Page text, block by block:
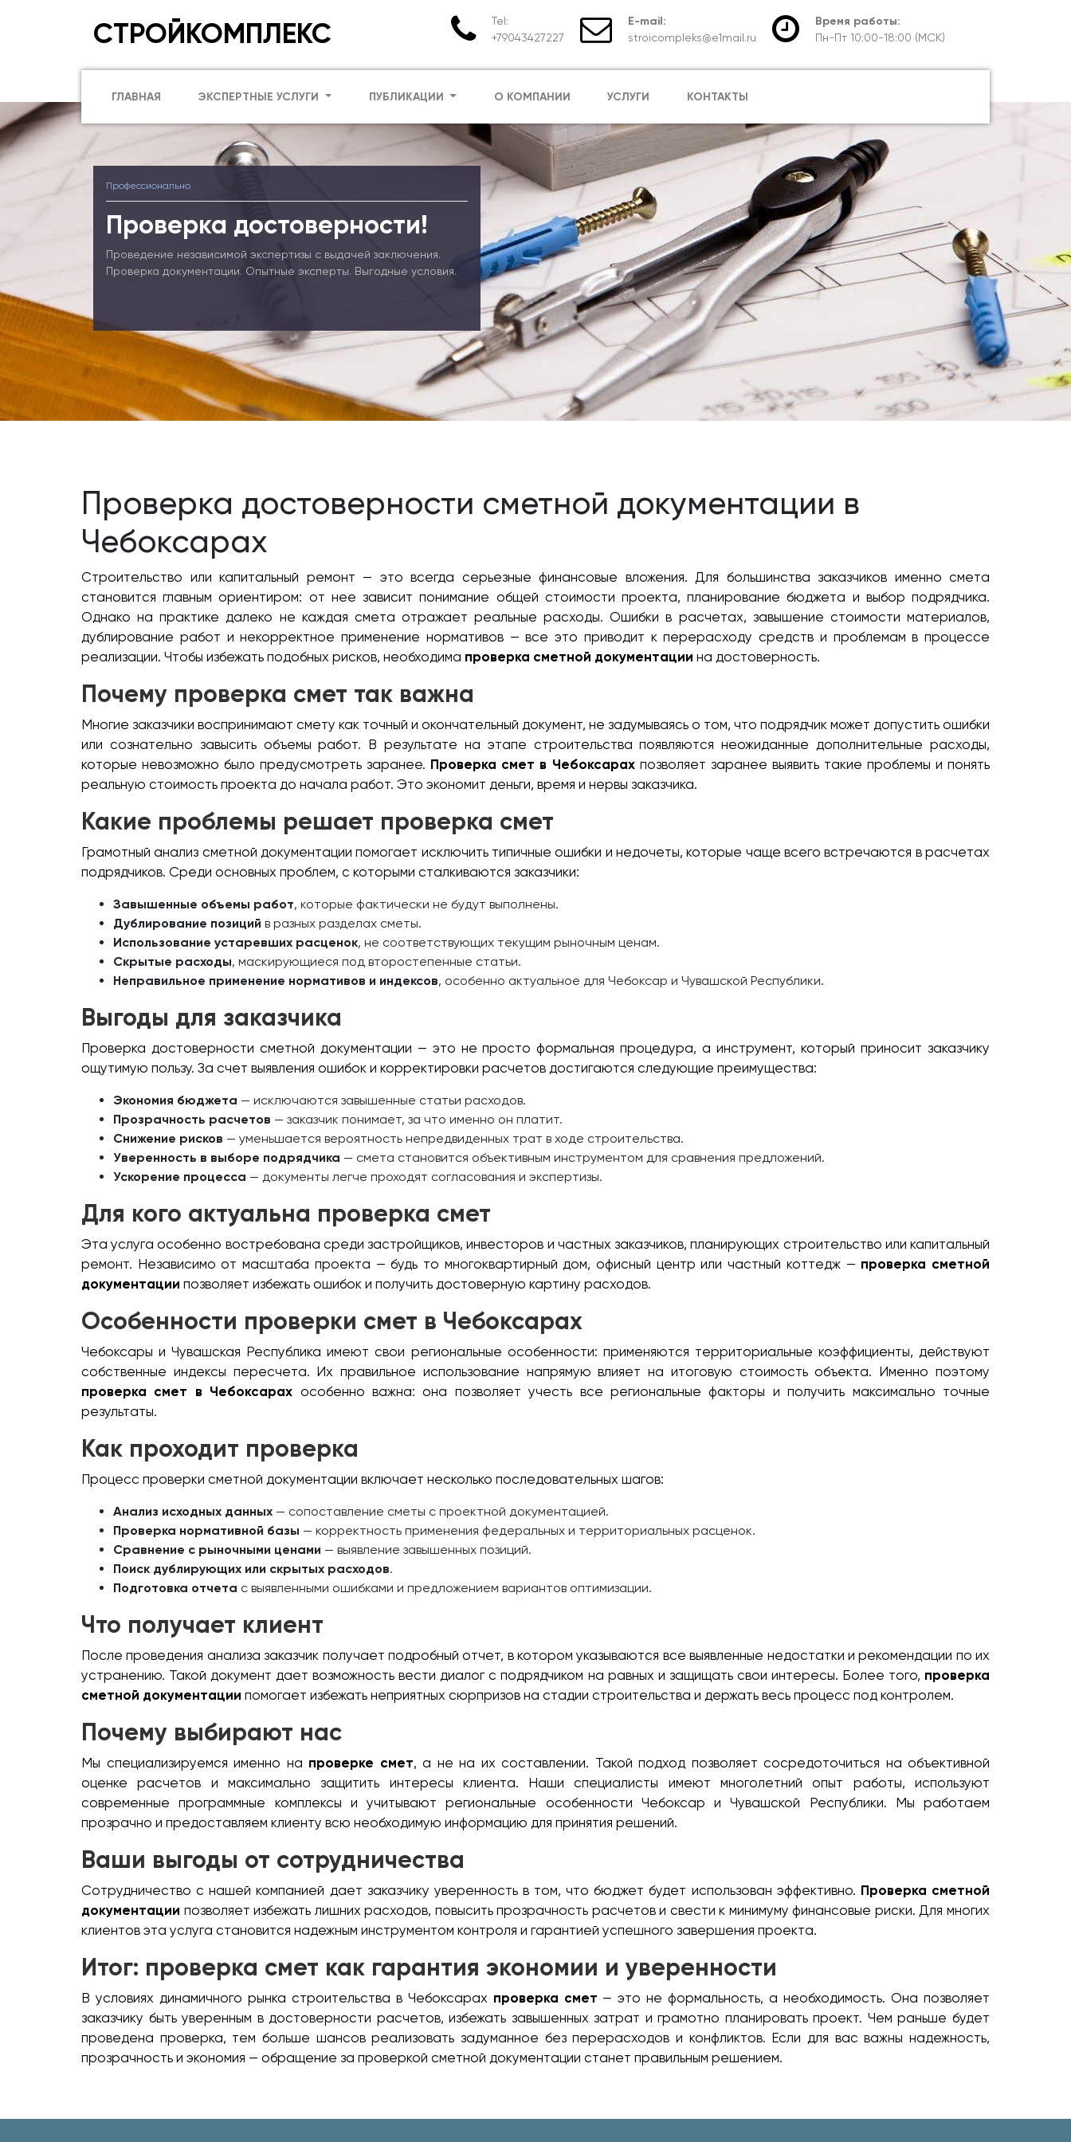
СТРОЙКОМПЛЕКС
Tel:
+79043427227
E-mail:
stroicompleks@e1mail.ru
Время работы:
Пн-Пт 10:00-18:00 (МСК)
ГЛАВНАЯ ЭКСПЕРТНЫЕ УСЛУГИ ПУБЛИКАЦИИ О КОМПАНИИ УСЛУГИ КОНТАКТЫ
Профессионально
Проверка достоверности!
Проведение независимой экспертизы с выдачей заключения.
Проверка документации. Опытные эксперты. Выгодные условия.
Проверка достоверности сметной документации в
Чебоксарах
Строительство или капитальный ремонт — это всегда серьезные финансовые вложения. Для большинства заказчиков именно смета
становится главным ориентиром: от нее зависит понимание общей стоимости проекта, планирование бюджета и выбор подрядчика.
Однако на практике далеко не каждая смета отражает реальные расходы. Ошибки в расчетах, завышение стоимости материалов,
дублирование работ и некорректное применение нормативов — все это приводит к перерасходу средств и проблемам в процессе
реализации. Чтобы избежать подобных рисков, необходима проверка сметной документации на достоверность.
Почему проверка смет так важна
Многие заказчики воспринимают смету как точный и окончательный документ, не задумываясь о том, что подрядчик может допустить ошибки
или сознательно завысить объемы работ. В результате на этапе строительства появляются неожиданные дополнительные расходы,
которые невозможно было предусмотреть заранее. Проверка смет в Чебоксарахпозволяет заранее выявить такие проблемы и понять
реальную стоимость проекта до начала работ. Это экономит деньги, время и нервы заказчика.
Какие проблемы решает проверка смет
Грамотный анализ сметной документации помогает исключить типичные ошибки и недочеты, которые чаще всего встречаются в расчетах
подрядчиков. Среди основных проблем, с которыми сталкиваются заказчики:
Завышенные объемы работ, которые фактически не будут выполнены.
Дублирование позиций в разных разделах сметы.
Использование устаревших расценок, не соответствующих текущим рыночным ценам.
Скрытые расходы, маскирующиеся под второстепенные статьи.
Неправильное применение нормативов и индексов, особенно актуальное для Чебоксар и Чувашской Республики.
Выгоды для заказчика
Проверка достоверности сметной документации — это не просто формальная процедура, а инструмент, который приносит заказчику
ощутимую пользу. За счет выявления ошибок и корректировки расчетов достигаются следующие преимущества:
Экономия бюджета — исключаются завышенные статьи расходов.
Прозрачность расчетов — заказчик понимает, за что именно он платит.
Снижение рисков — уменьшается вероятность непредвиденных трат в ходе строительства.
Уверенность в выборе подрядчика — смета становится объективным инструментом для сравнения предложений.
Ускорение процесса — документы легче проходят согласования и экспертизы.
Для кого актуальна проверка смет
Эта услуга особенно востребована среди застройщиков, инвесторов и частных заказчиков, планирующих строительство или капитальный
ремонт. Независимо от масштаба проекта — будь то многоквартирный дом, офисный центр или частный коттедж — проверка сметной
документации позволяет избежать ошибок и получить достоверную картину расходов.
Особенности проверки смет в Чебоксарах
Чебоксары и Чувашская Республика имеют свои региональные особенности: применяются территориальные коэффициенты, действуют
собственные индексы пересчета. Их правильное использование напрямую влияет на итоговую стоимость объекта. Именно поэтому
проверка смет в Чебоксарах особенно важна: она позволяет учесть все региональные факторы и получить максимально точные
результаты.
Как проходит проверка
Процесс проверки сметной документации включает несколько последовательных шагов:
Анализ исходных данных — сопоставление сметы с проектной документацией.
Проверка нормативной базы — корректность применения федеральных и территориальных расценок.
Сравнение с рыночными ценами — выявление завышенных позиций.
Поиск дублирующих или скрытых расходов.
Подготовка отчета с выявленными ошибками и предложением вариантов оптимизации.
Что получает клиент
После проведения анализа заказчик получает подробный отчет, в котором указываются все выявленные недостатки и рекомендации по их
устранению. Такой документ дает возможность вести диалог с подрядчиком на равных и защищать свои интересы. Более того, проверка
сметной документации помогает избежать неприятных сюрпризов на стадии строительства и держать весь процесс под контролем.
Почему выбирают нас
Мы специализируемся именно на проверке смет, а не на их составлении. Такой подход позволяет сосредоточиться на объективной
оценке расчетов и максимально защитить интересы клиента. Наши специалисты имеют многолетний опыт работы, используют
современные программные комплексы и учитывают региональные особенности Чебоксар и Чувашской Республики. Мы работаем
прозрачно и предоставляем клиенту всю необходимую информацию для принятия решений.
Ваши выгоды от сотрудничества
Сотрудничество с нашей компанией дает заказчику уверенность в том, что бюджет будет использован эффективно. Проверка сметной
документации позволяет избежать лишних расходов, повысить прозрачность расчетов и свести к минимуму финансовые риски. Для многих
клиентов эта услуга становится надежным инструментом контроля и гарантией успешного завершения проекта.
Итог: проверка смет как гарантия экономии и уверенности
В условиях динамичного рынка строительства в Чебоксарах проверка смет — это не формальность, а необходимость. Она позволяет
заказчику быть уверенным в достоверности расчетов, избежать завышенных затрат и грамотно планировать проект. Чем раньше будет
проведена проверка, тем больше шансов реализовать задуманное без перерасходов и конфликтов. Если для вас важны надежность,
прозрачность и экономия — обращение за проверкой сметной документации станет правильным решением.